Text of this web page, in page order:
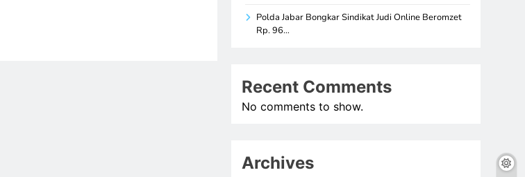
Polda Jabar Bongkar Sindikat Judi Online Beromzet
Rp. 96…
Recent Comments
No comments to show.
Archives